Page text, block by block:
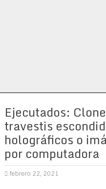
Ejecutados:
travestis
holográficos o
por computadora
febrero 22, 2021